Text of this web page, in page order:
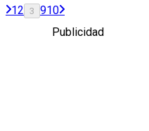
12 3 910
Publicidad